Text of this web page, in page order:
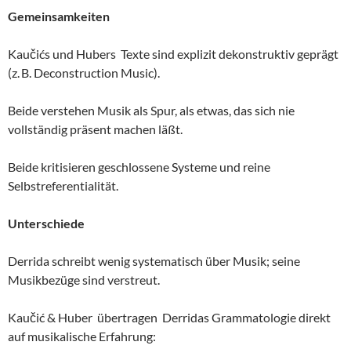
Gemeinsamkeiten
Kaučićs und Hubers Texte sind explizit dekonstruktiv geprägt
(z. B. Deconstruction Music).
Beide verstehen Musik als Spur, als etwas, das sich nie
vollständig präsent machen läßt.
Beide kritisieren geschlossene Systeme und reine
Selbstreferentialität.
Unterschiede
Derrida schreibt wenig systematisch über Musik; seine
Musikbezüge sind verstreut.
Kaučić & Huber übertragen Derridas Grammatologie direkt
auf musikalische Erfahrung: